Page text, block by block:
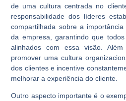
de uma cultura centrada no
responsabilidade dos líderes
compartilhada sobre a
da empresa, garantindo que
alinhados com essa visão.
promover uma cultura
dos clientes e incentive
melhorar a experiência do cliente.
Outro aspecto importante é o